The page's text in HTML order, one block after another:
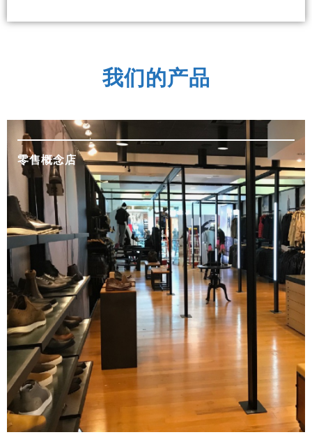
我们的产品
零售概念店